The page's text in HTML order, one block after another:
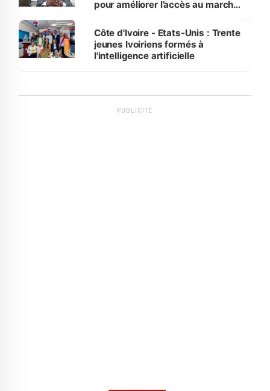
pour améliorer l’accès au marché
Côte d'Ivoire - Etats-Unis : Trente
jeunes Ivoiriens formés à
l'intelligence artificielle
PUBLICITÉ